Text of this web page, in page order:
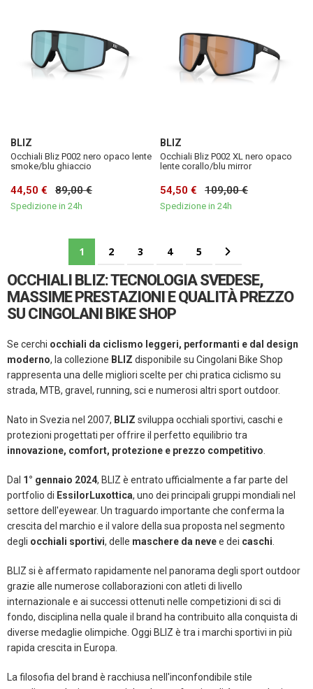
BLIZ
Occhiali Bliz P002 nero opaco lente
smoke/blu ghiaccio
44,50 € 89,00 €
Spedizione in 24h
BLIZ
Occhiali Bliz P002 XL nero opaco
lente corallo/blu mirror
54,50 € 109,00 €
Spedizione in 24h
Attualmente stai leggendo la pagina
1 Pagina
2 Pagina
3 Pagina
4 Pagina
5 Pagina
Successivo
OCCHIALI BLIZ: TECNOLOGIA SVEDESE,
MASSIME PRESTAZIONI E QUALITÀ PREZZO
SU CINGOLANI BIKE SHOP
Se cerchi occhiali da ciclismo leggeri, performanti e dal design
moderno, la collezione BLIZ disponibile su Cingolani Bike Shop
rappresenta una delle migliori scelte per chi pratica ciclismo su
strada, MTB, gravel, running, sci e numerosi altri sport outdoor.
Nato in Svezia nel 2007, BLIZ sviluppa occhiali sportivi, caschi e
protezioni progettati per offrire il perfetto equilibrio tra
innovazione, comfort, protezione e prezzo competitivo
Dal 1° gennaio 2024, BLIZ è entrato ufficialmente a far parte del
portfolio di EssilorLuxottica, uno dei principali gruppi mondiali nel
settore dell'eyewear. Un traguardo importante che conferma la
crescita del marchio e il valore della sua proposta nel segmento
degli occhiali sportivi, delle maschere da nevee dei caschi
BLIZ si è affermato rapidamente nel panorama degli sport outdoor
grazie alle numerose collaborazioni con atleti di livello
internazionale e ai successi ottenuti nelle competizioni di sci di
fondo, disciplina nella quale il brand ha contribuito alla conquista di
diverse medaglie olimpiche. Oggi BLIZ è tra i marchi sportivi in più
rapida crescita in Europa.
La filosofia del brand è racchiusa nell'inconfondibile stile